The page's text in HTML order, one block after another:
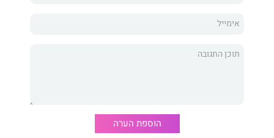
הוספת הערה